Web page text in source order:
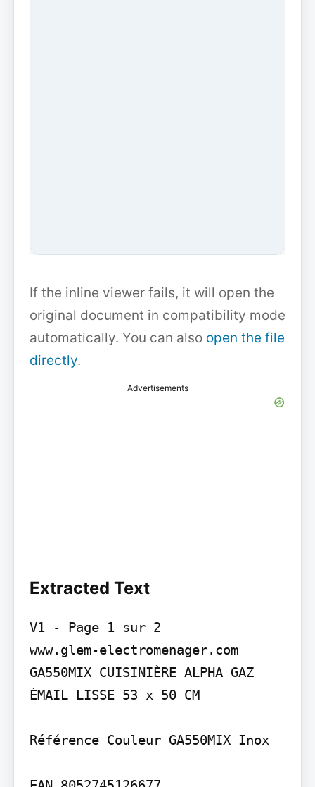
If the inline viewer fails, it will open the
original document in compatibility mode
automatically. You can also open the file
directly.
Advertisements
Extracted Text
V1 - Page 1 sur 2
www.glem-electromenager.com
GA550MIX CUISINIÈRE ALPHA GAZ
ÉMAIL LISSE 53 x 50 CM
Référence Couleur GA550MIX Inox